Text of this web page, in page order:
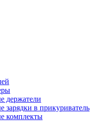
держатели
зарядки в прикуриватель
комплекты